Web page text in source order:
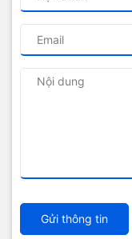
Gửi thông tin